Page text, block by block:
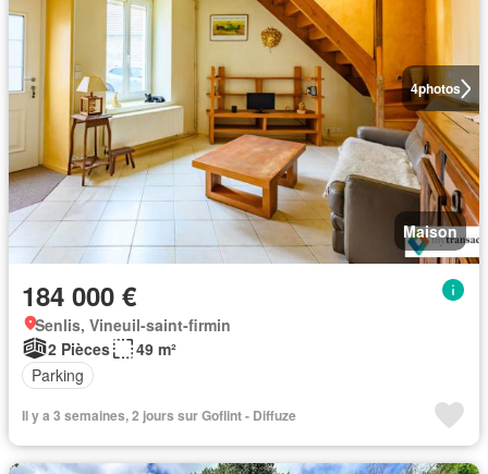
4photos
Maison
184 000 €
Senlis, Vineuil-saint-firmin
2 Pièces
49 m²
Parking
Il y a 3 semaines, 2 jours sur Goflint - Diffuze